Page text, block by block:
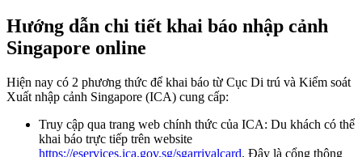
Hướng dẫn chi tiết khai báo nhập cảnh
Singapore online
Hiện nay có 2 phương thức để khai báo từ Cục Di trú và Kiểm soát
Xuất nhập cảnh Singapore (ICA) cung cấp:
Truy cập qua trang web chính thức của ICA: Du khách có thể
khai báo trực tiếp trên website
https://eservices.ica.gov.sg/sgarrivalcard. Đây là cổng thông